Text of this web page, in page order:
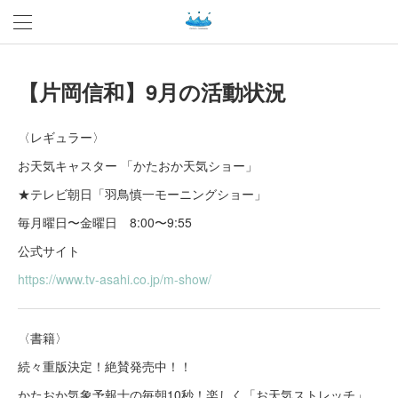
【片岡信和】9月の活動状況
〈レギュラー〉
お天気キャスター 「かたおか天気ショー」
★テレビ朝日「羽鳥慎一モーニングショー」
毎月曜日〜金曜日 8:00〜9:55
公式サイト
https://www.tv-asahi.co.jp/m-show/
〈書籍〉
続々重版決定！絶賛発売中！！
かたおか気象予報士の毎朝10秒！楽しく「お天気ストレッチ」